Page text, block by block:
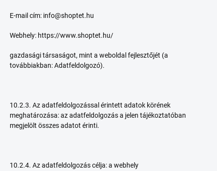
E-mail cím: info@shoptet.hu
Webhely: https://www.shoptet.hu/
gazdasági társaságot, mint a weboldal fejlesztőjét (a
továbbiakban: Adatfeldolgozó).
10.2.3. Az adatfeldolgozással érintett adatok körének
meghatározása: az adatfeldolgozás a jelen tájékoztatóban
megjelölt összes adatot érinti.
10.2.4. Az adatfeldolgozás célja: a webhely